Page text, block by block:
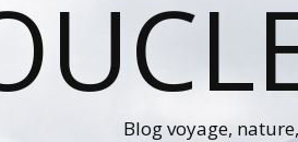
Blog voyage,